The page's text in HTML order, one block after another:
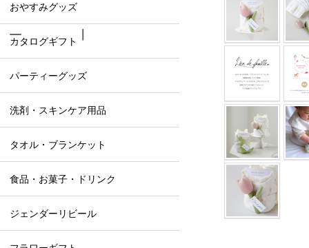
おやすみグッズ
カタログギフト
パーティーグッズ
洗剤・スキンケア用品
タオル・ブランケット
食品・お菓子・ドリンク
ジェンダーリビール